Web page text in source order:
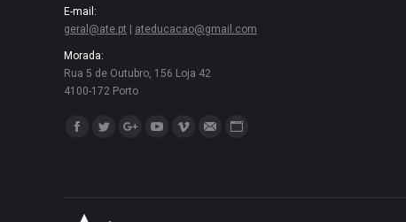
E-mail:
geral@ate.pt | ateducacao@gmail.com
Morada:
Rua 5 de Outubro, 156 Loja 42
4100-172 Porto
Encontre-nos em: